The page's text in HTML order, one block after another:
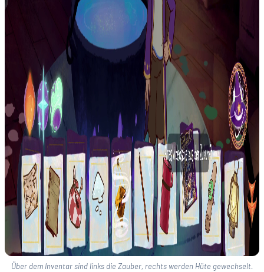
Über dem Inventar sind links die Zauber, rechts werden Hüte gewechselt.